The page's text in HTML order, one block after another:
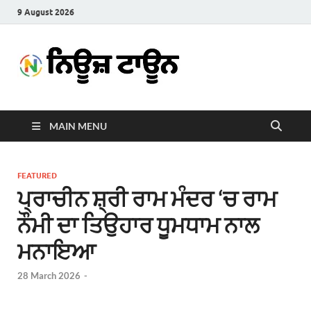
9 August 2026
Town
MAIN MENU
FEATURED
ਪ੍ਰਾਚੀਨ ਸ਼੍ਰੀ ਰਾਮ ਮੰਦਰ ‘ਚ ਰਾਮ
ਨੌਮੀ ਦਾ ਤਿਉਹਾਰ ਧੂਮਧਾਮ ਨਾਲ
ਮਨਾਇਆ
28 March 2026 -